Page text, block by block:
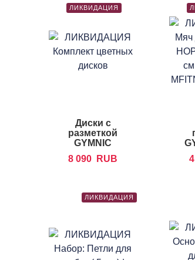
ЛИКВИДАЦИЯ
Диски с
разметкой
GYMNIC
Educ'o'disks
8 090 RUB
ЛИКВИДАЦИЯ